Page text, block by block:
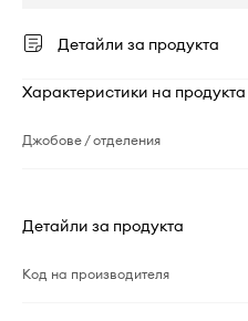
Детайли за продукта
Характеристики на продукта
Джобове / отделения
Детайли за продукта
Код на производителя